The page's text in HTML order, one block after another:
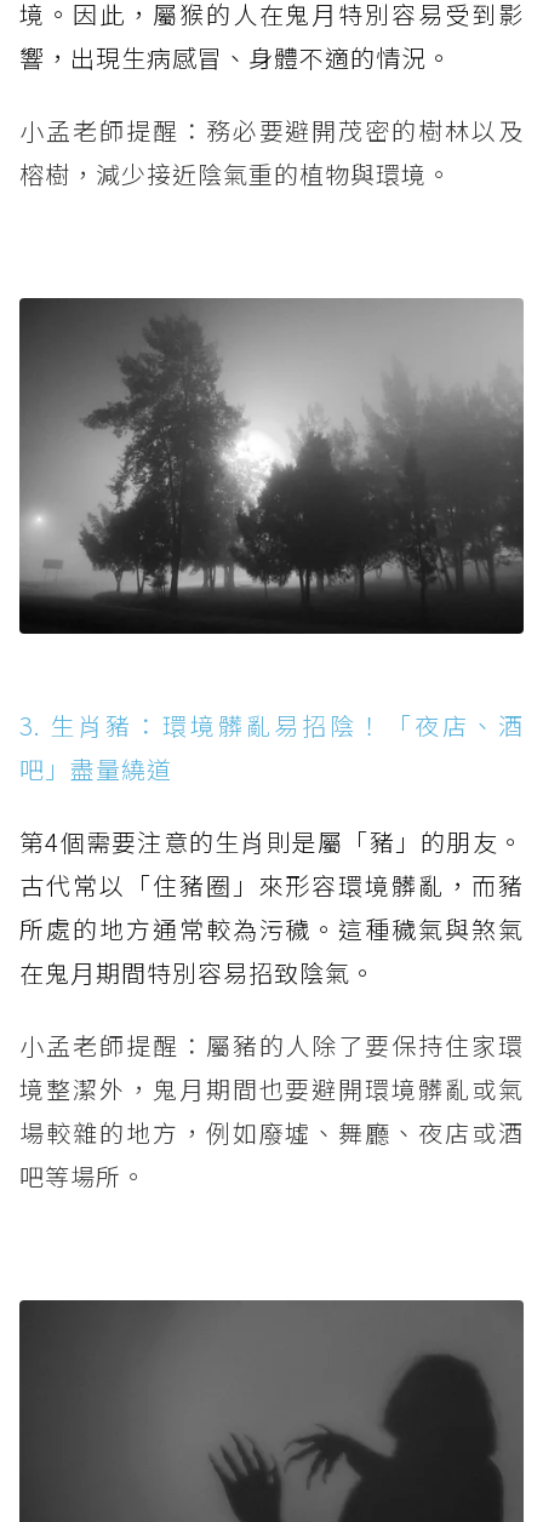
境。因此，屬猴的人在鬼月特別容易受到影
響，出現生病感冒、身體不適的情況。
小孟老師提醒：務必要避開茂密的樹林以及
榕樹，減少接近陰氣重的植物與環境。
3. 生肖豬：環境髒亂易招陰！「夜店、酒
吧」盡量繞道
第4個需要注意的生肖則是屬「豬」的朋友。
古代常以「住豬圈」來形容環境髒亂，而豬
所處的地方通常較為污穢。這種穢氣與煞氣
在鬼月期間特別容易招致陰氣。
小孟老師提醒：屬豬的人除了要保持住家環
境整潔外，鬼月期間也要避開環境髒亂或氣
場較雜的地方，例如廢墟、舞廳、夜店或酒
吧等場所。